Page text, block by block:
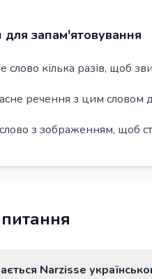
запам'ятовування
слово кілька разів, щоб
речення з цим словом
з зображенням, щоб
питання
Narzisse